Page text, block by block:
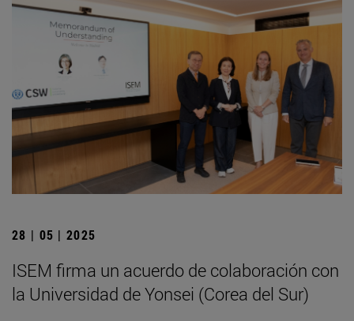
28 | 05 | 2025
ISEM firma un acuerdo de colaboración con
la Universidad de Yonsei (Corea del Sur)